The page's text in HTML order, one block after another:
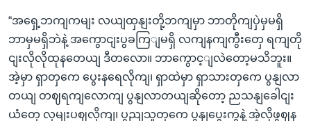
“အရှေ့ဘကျကမျး လယျထှနျးတို့ဘကျမှာ ဘာတိုကျပှဲမှမရှိ
ဘာမှမရှိဘဲနဲ့ အကွောငျးပွခကြျမရှိ လကျနကျကွီးတှေ ရကျတို
ငျးလိုလိုထုနတေယျ ဒီတလော။ ဘာကွောင့ျလဲတော့မသိဘူး။
အဲ့မှာ ရှာတှကေ ပွေးနရေလိုကျ၊ ရှာထဲမှာ ရှာသားတှကေ ပွနျလာ
တယျ တဈရကျလောကျ ပွနျလာတယျဆိုတော့ ညသနျခေါငျး
ယံတှေ လှမျးပဈလိုကျ၊ ပွညျသူတှကေ ပွနျပွေးကွနဲ့ အဲ့လိုဖွဈန